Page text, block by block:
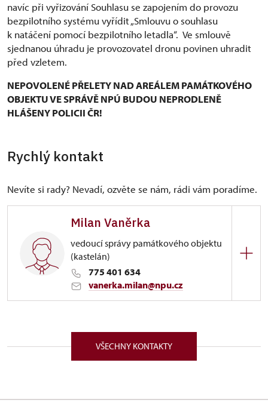
navíc při vyřizování Souhlasu se zapojením do provozu
bezpilotního systému vyřídit „Smlouvu o souhlasu
k natáčení pomocí bezpilotního letadla“. Ve smlouvě
sjednanou úhradu je provozovatel dronu povinen uhradit
před vzletem.
NEPOVOLENÉ PŘELETY NAD AREÁLEM PAMÁTKOVÉHO
OBJEKTU VE SPRÁVĚ NPÚ BUDOU NEPRODLENĚ
HLÁŠENY POLICII ČR!
Rychlý kontakt
Nevíte si rady? Nevadí, ozvěte se nám, rádi vám poradíme.
Milan Vaněrka
vedoucí správy památkového objektu
(kastelán)
775 401 634
vanerka.milan@npu.cz
1/, Krásný Dvůr 1 43972
VŠECHNY KONTAKTY